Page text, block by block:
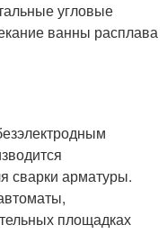
угловые
ванны расплава
сварки арматуры.
площадках